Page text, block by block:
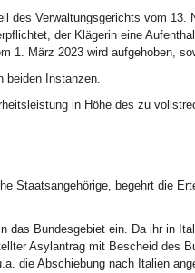
des Verwaltungsgerichts vom
der Klägerin eine
1. März 2023 wird aufgehoben,
beiden Instanzen.
in Höhe des zu
Staatsangehörige, begehrt die
das Bundesgebiet ein. Da ihr in
Asylantrag mit Bescheid des
die Abschiebung nach Italien